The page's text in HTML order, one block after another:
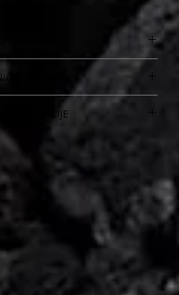
za pokrov smokerja.
PODATKI
vrnete v 30 dneh od
nepoškodovano s strani
in v originalni embalaži.
blaga nam pošljite mail na
ali nas pokličite na 031 661
poslali kurirja, ki bo prevzel in
nadomestno blago.
je možno ob
kupljenega blaga. Za vas